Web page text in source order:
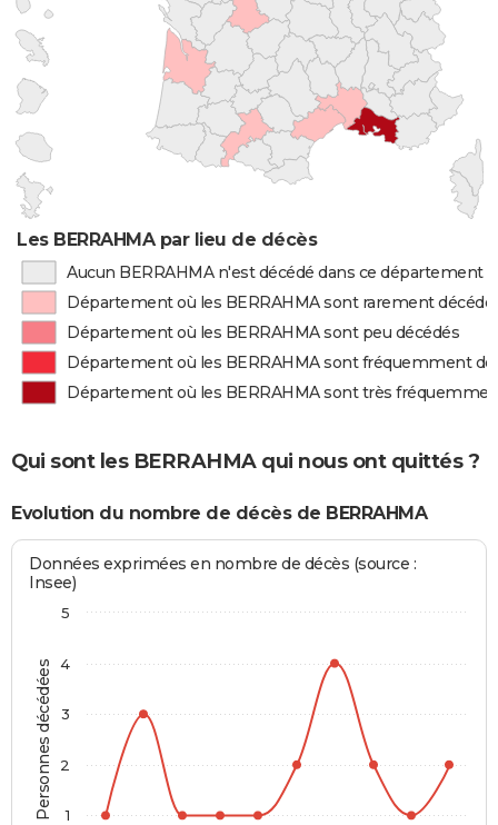
Les BERRAHMA par lieu de décès
Aucun BERRAHMA n'est décédé dans ce département
Département où les BERRAHMA sont rarement
Département où les BERRAHMA sont peu décédés
Département où les BERRAHMA sont fréquemment
Département où les BERRAHMA sont très
Qui sont les BERRAHMA qui nous ont quittés ?
Evolution du nombre de décès de BERRAHMA
Personnes décédées
Données exprimées en nombre de décès (source :
Insee)
1
2
3
4
5